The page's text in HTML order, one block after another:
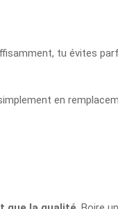
tu évites
en